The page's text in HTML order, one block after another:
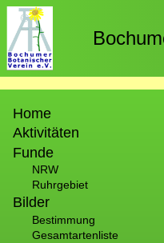
Direkt
zum
Inhalt
Home
Aktivitäten
Funde
NRW
Ruhrgebiet
Bilder
Bestimmung
Gesamtartenliste